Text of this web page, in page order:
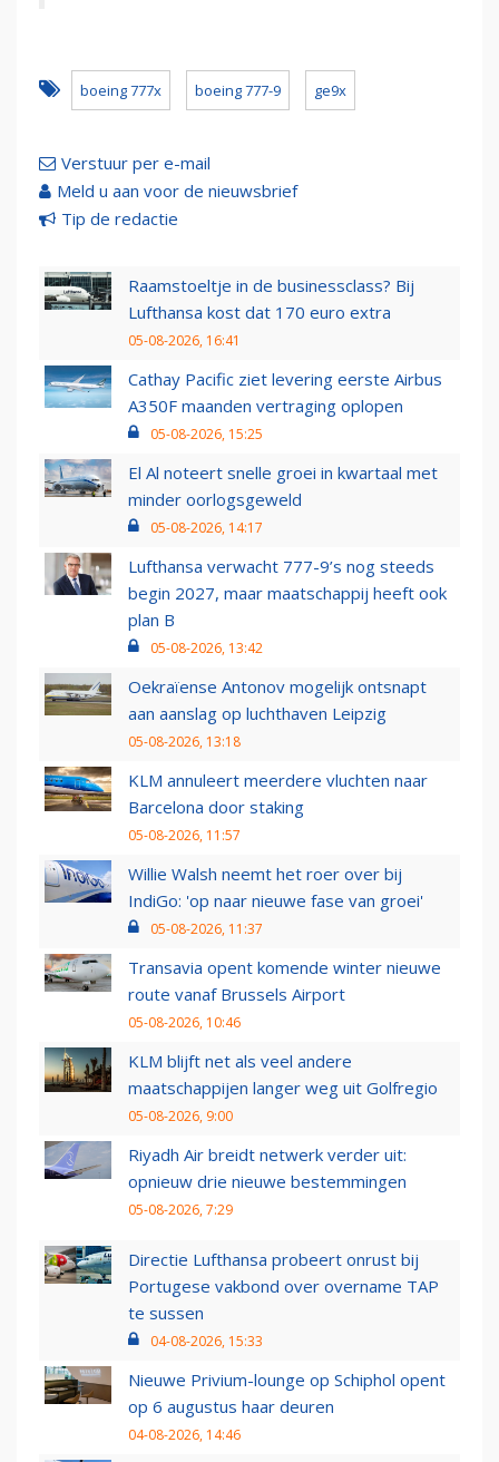
boeing 777x boeing 777-9 ge9x
Verstuur per e-mail
Meld u aan voor de nieuwsbrief
Tip de redactie
Raamstoeltje in de businessclass? Bij
Lufthansa kost dat 170 euro extra
05-08-2026, 16:41
Cathay Pacific ziet levering eerste Airbus
A350F maanden vertraging oplopen
05-08-2026, 15:25
El Al noteert snelle groei in kwartaal met
minder oorlogsgeweld
05-08-2026, 14:17
Lufthansa verwacht 777-9’s nog steeds
begin 2027, maar maatschappij heeft ook
plan B
05-08-2026, 13:42
Oekraïense Antonov mogelijk ontsnapt
aan aanslag op luchthaven Leipzig
05-08-2026, 13:18
KLM annuleert meerdere vluchten naar
Barcelona door staking
05-08-2026, 11:57
Willie Walsh neemt het roer over bij
IndiGo: 'op naar nieuwe fase van groei'
05-08-2026, 11:37
Transavia opent komende winter nieuwe
route vanaf Brussels Airport
05-08-2026, 10:46
KLM blijft net als veel andere
maatschappijen langer weg uit Golfregio
05-08-2026, 9:00
Riyadh Air breidt netwerk verder uit:
opnieuw drie nieuwe bestemmingen
05-08-2026, 7:29
Directie Lufthansa probeert onrust bij
Portugese vakbond over overname TAP
te sussen
04-08-2026, 15:33
Nieuwe Privium-lounge op Schiphol opent
op 6 augustus haar deuren
04-08-2026, 14:46